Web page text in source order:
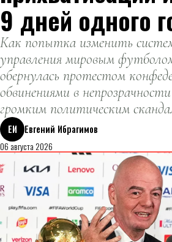
9 дней одного
Как попытка изменить
управления мировым
обернулась протестом
обвинениями в
громким политическим
ЕИ
Евгений Ибрагимов
06 августа 2026